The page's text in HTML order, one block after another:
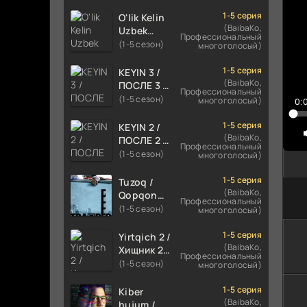
HIND KINO
2024
TARJIMA
Skachat
O'lik Kelin
Uzbek
tilida 2023
Tarjima
kino
skachat
(1-5 сезон)
1-5 серия
(BaibaKo,
Профессиональный
многоголосый)
KEYIN 3 /
ПОСЛЕ 3 /
AFTER 3
FILM
UZBEK
TILIDA
TARJIMA
FILM HD
(1-5 сезон)
1-5 серия
(BaibaKo,
Профессиональный
многоголосый)
KEYIN 2 /
ПОСЛЕ 2 /
AFTER 2
FILM
UZBEK
TILIDA
TARJIMA
FILM HD
(1-5 сезон)
1-5 серия
(BaibaKo,
Профессиональный
многоголосый)
Tuzoq /
Qopqon
Hind
2016 Uzbek
tilida
tarjima film
(1-5 сезон)
1-5 серия
(BaibaKo,
Профессиональный
многоголосый)
Yirtqich 2 /
Хищник 2
Xishnik
tilida 2018-
2024
(1-5 сезон)
1-5 серия
(BaibaKo,
Профессиональный
многоголосый)
Kiber
1-5 серия
(BaibaKo,